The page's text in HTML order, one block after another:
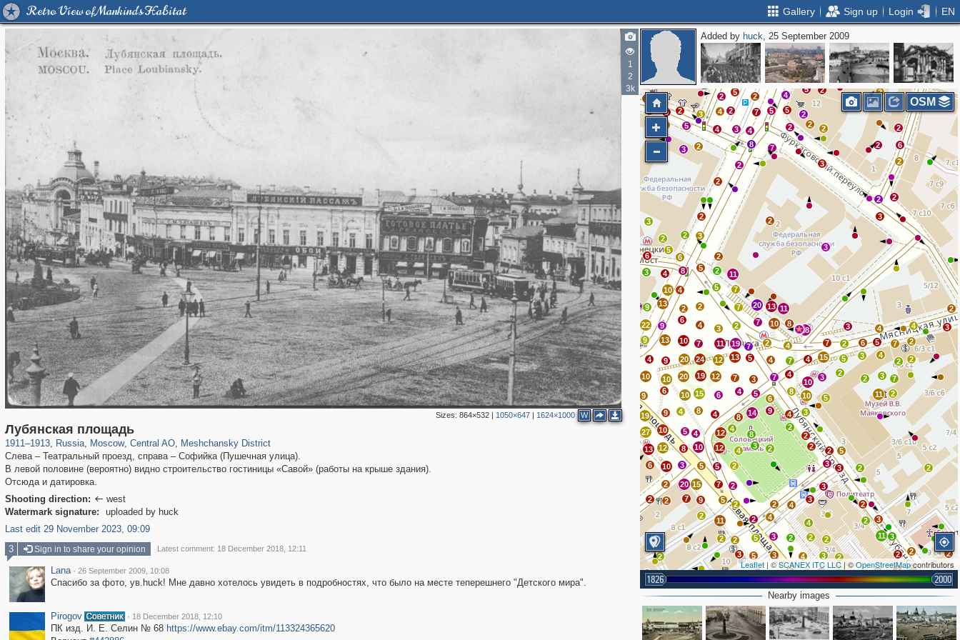
Retro View of Mankind's Habitat Gallery Sign up Login EN
1
2
3k
Sizes: 864×532| 1050×647| 1624×1000 W
Лубянская площадь
1911–1913, Russia
1,406,849
, Moscow
319,861 8,286
, Central AO
160,009
, Meshchansky District
Слева – Театральный проезд, справа – Софийка (Пушечная улица).
В левой половине (вероятно) видно строительство гостиницы «Савой» (работы на крыше здания).
Отсюда и датировка.
Shooting direction:  west
Watermark signature:
uploaded by huck
Last edit 29 November 2023, 09:09
Added by huck, 25 September 2009
4
2
2
2
2
3
11
13
3
4
13
2
2
4
2
2
2
2
3
3
7
3
7
7
4
5
3
7
3
2 2
4
3
2
2
3
2 2
2
3
2 2
2
2
2
6
2
3
2
7
8
2
4
3
7 5 5
2 4
2
5
5
2
2
2
2
5
5
3
6 3
2 6
9
4
3
3
2
2
2
7
5
2
4
2
2
2
5
3
3
5
3
4
2
3
3
3
13
27
10
19 9
9
9
16
2
7 10
4
10
6
4
10 15
20
20
24
19
12
12
7
10
13
9
9
9
22
9
4
4
11
8
2
2
6
3
13
10 4
4
5
8
6
5
2
2
2
2
2
3
2
11
2
3
13 11
20
7
7
7
5
4
2
2
6
11
3 2
19
13
5
7
2
4
4
7
7
3
6
8 10
10
4
4
3
15
7
5
2
18
8
10
3
6
5
4
7 2
4 4 3
2
2
7
2
11
3
2
3
2
5
3
5
2
2
3
3
3
2
4
2
2
9
14
8
5
4
7
6
12
4
8
5
4
10
12
4
8
3
4
2
5
7
15
5
20
3
8
12
10
2
6
2 2 7
9
2
11
2
5
2
2
2
4
2 4
3
5
3
2
5
2
3 7
5
3 4 3
Leaflet | ©SCANEX ITC LLC| ©OpenStreetMapcontributors
1826 2000
OSM
Nearby images
3 Sign in to share your opinion Latest comment: 18 December 2018, 12:11
Lana · 26 September 2009, 10:08
Спасибо за фото, ув.huck! Мне давно хотелось увидеть в подробностях, что было на месте теперешнего "Детского мира".
Pirogov · 18 December 2018, 12:10
ПК изд. И. Е. Селин № 68 https://www.ebay.com/itm/113324365620